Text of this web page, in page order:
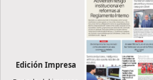
Edición Impresa